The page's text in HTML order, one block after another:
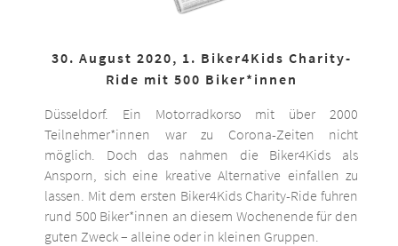
30. August 2020, 1. Biker4Kids Charity-
Ride mit 500 Biker*innen
Düsseldorf. Ein Motorradkorso mit über 2000
Teilnehmer*innen war zu Corona-Zeiten nicht
möglich. Doch das nahmen die Biker4Kids als
Ansporn, sich eine kreative Alternative einfallen zu
lassen. Mit dem ersten Biker4Kids Charity-Ride fuhren
rund 500 Biker*innen an diesem Wochenende für den
guten Zweck – alleine oder in kleinen Gruppen.